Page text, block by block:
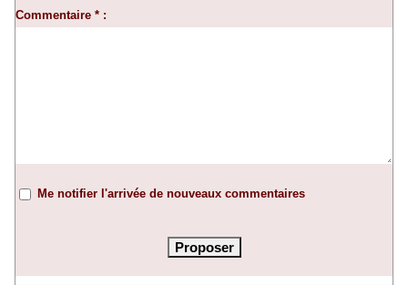
Commentaire * :
Me notifier l'arrivée de nouveaux commentaires